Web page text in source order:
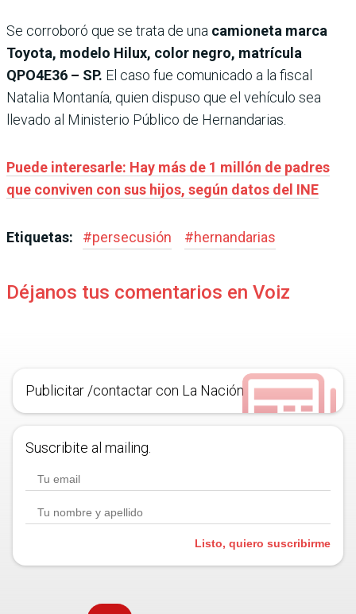
Se corroboró que se trata de una camioneta marca
Toyota, modelo Hilux, color negro, matrícula
QPO4E36 – SP. El caso fue comunicado a la fiscal
Natalia Montanía, quien dispuso que el vehículo sea
llevado al Ministerio Público de Hernandarias.
Puede interesarle: Hay más de 1 millón de padres
que conviven con sus hijos, según datos del INE
Etiquetas: #persecusión #hernandarias
Déjanos tus comentarios en Voiz
Publicitar /contactar con La Nación
Suscribite al mailing.
Listo, quiero suscribirme